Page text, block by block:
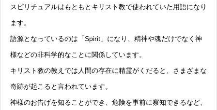
スピリチュアルはもともとキリスト教で使われていた用語になり
ます。
語源となっているのは「Spirit」になり、精神や魂だけでなく神
様などの非科学的なことに関係しています。
キリスト教の教えでは人間の存在に精霊がくだると、さまざまな
奇跡が起こると言われています。
神様のお告げを知ることができ、危険を事前に察知できるなど、